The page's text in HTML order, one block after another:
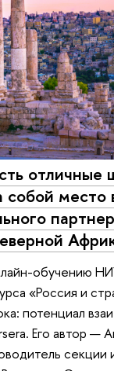
отличные
собой
обучению
«Россия и
потенциал
Его автор —
секции